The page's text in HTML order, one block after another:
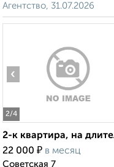
Агентство, 31.07.2026
2/4
‹
2-к квартира, на
22 000 ₽ в месяц
Советская 7